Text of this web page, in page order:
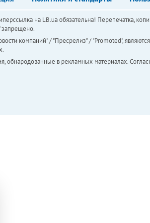
на LB.ua обязательна! Перепечатка,
запрещено.
компаний" / "Пресрелиз" / "Promoted",
обнародованные в рекламных материалах.